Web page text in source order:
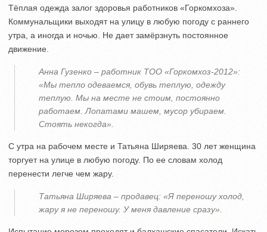
Тёплая одежда залог здоровья работников «Горкомхоза».
Коммунальщики выходят на улицу в любую погоду с раннего
утра, а иногда и ночью. Не дает замёрзнуть постоянное
движение.
Анна Гузенко – работник ТОО «Горкомхоз-2012»:
«Мы тепло одеваемся, обувь теплую, одежду
теплую. Мы на месте не стоим, постоянно
работаем. Лопатами машем, мусор убираем.
Стоять некогда».
С утра на рабочем месте и Татьяна Ширяева. 30 лет женщина
торгует на улице в любую погоду. По ее словам холод
перенести легче чем жару.
Татьяна Ширяева – продавец: «Я переношу холод,
жару я не переношу. У меня давление сразу».